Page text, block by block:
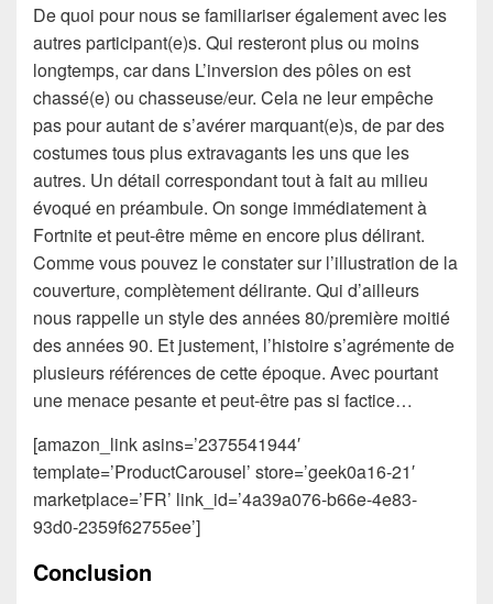
De quoi pour nous se familiariser également avec les
autres participant(e)s. Qui resteront plus ou moins
longtemps, car dans L’inversion des pôles on est
chassé(e) ou chasseuse/eur. Cela ne leur empêche
pas pour autant de s’avérer marquant(e)s, de par des
costumes tous plus extravagants les uns que les
autres. Un détail correspondant tout à fait au milieu
évoqué en préambule. On songe immédiatement à
Fortnite et peut-être même en encore plus délirant.
Comme vous pouvez le constater sur l’illustration de la
couverture, complètement délirante. Qui d’ailleurs
nous rappelle un style des années 80/première moitié
des années 90. Et justement, l’histoire s’agrémente de
plusieurs références de cette époque. Avec pourtant
une menace pesante et peut-être pas si factice…
[amazon_link asins=’2375541944′
template=’ProductCarousel’ store=’geek0a16-21′
marketplace=’FR’ link_id=’4a39a076-b66e-4e83-
93d0-2359f62755ee’]
Conclusion